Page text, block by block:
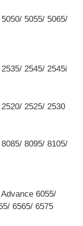
5055/ 5065/
2545/ 2545i
2525/ 2530
8095/ 8105/
6055/
6565/ 6575